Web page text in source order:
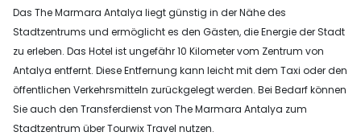
Das The Marmara Antalya liegt günstig in der Nähe des
Stadtzentrums und ermöglicht es den Gästen, die Energie der Stadt
zu erleben. Das Hotel ist ungefähr 10 Kilometer vom Zentrum von
Antalya entfernt. Diese Entfernung kann leicht mit dem Taxi oder den
öffentlichen Verkehrsmitteln zurückgelegt werden. Bei Bedarf können
Sie auch den Transferdienst von The Marmara Antalya zum
Stadtzentrum über Tourwix Travel nutzen.